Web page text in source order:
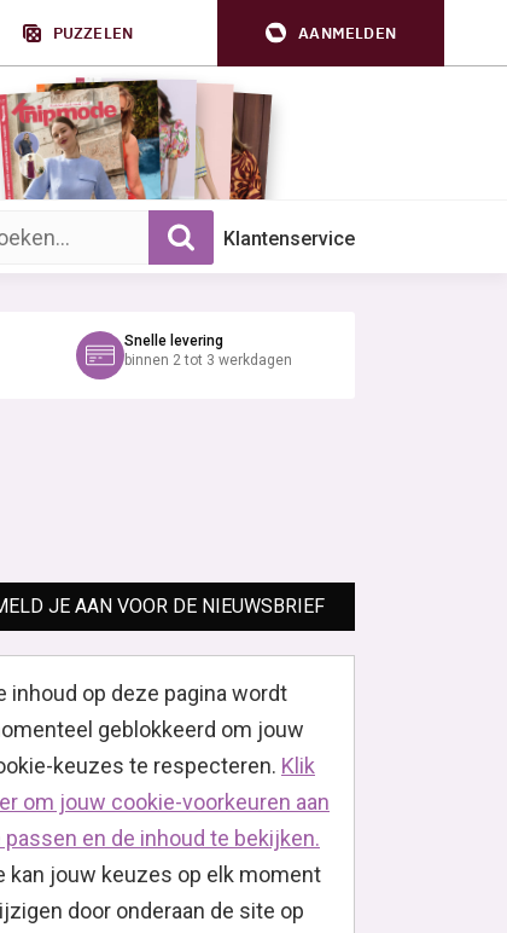
PUZZELEN AANMELDEN
op trefwoord: Klantenservice
Snelle levering
binnen 2 tot 3 werkdagen
JE AAN VOOR DE NIEUWSBRIEF
inhoud op deze pagina wordt
geblokkeerd om jouw
keuzes te respecteren. Klik
om jouw cookie-voorkeuren aan
passen en de inhoud te bekijken.
kan jouw keuzes op elk moment
door onderaan de site op